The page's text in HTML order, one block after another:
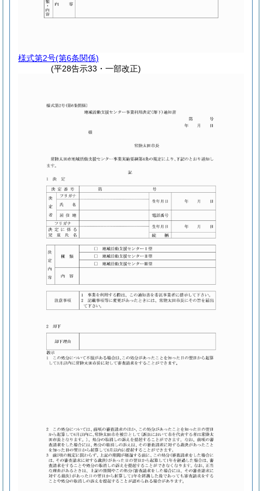
様式第2号(第6条関係)
(平28告示33・一部改正)